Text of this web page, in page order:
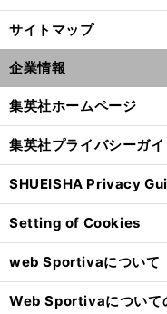
サイトマップ
企業情報
集英社ホームページ
集英社プライバシーガ
SHUEISHA Privacy
Setting of Cookies
web Sportivaについて
Web Sportivaについて